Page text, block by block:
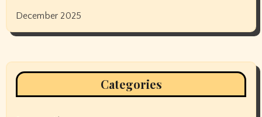
December 2025
Categories